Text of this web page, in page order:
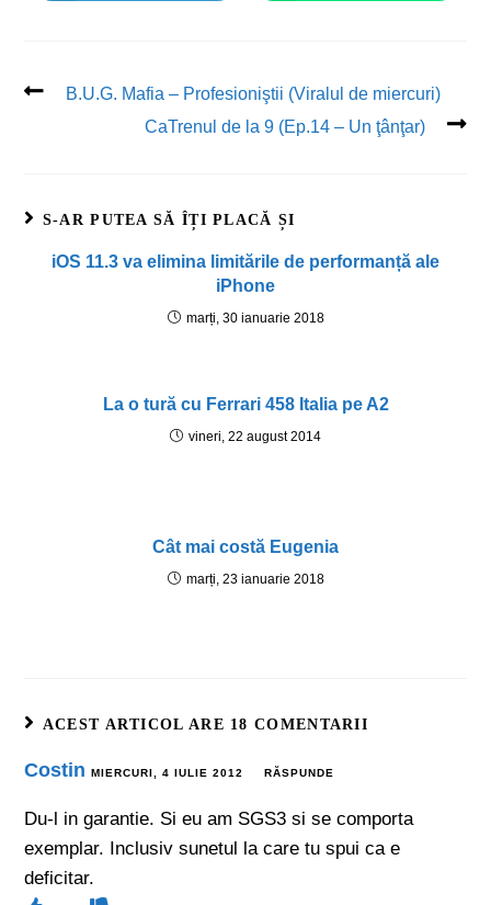
B.U.G. Mafia – Profesioniştii (Viralul de miercuri)
CaTrenul de la 9 (Ep.14 – Un ţânţar)
S-AR PUTEA SĂ ÎȚI PLACĂ ȘI
iOS 11.3 va elimina limitările de performanță ale
iPhone
marți, 30 ianuarie 2018
La o tură cu Ferrari 458 Italia pe A2
vineri, 22 august 2014
Cât mai costă Eugenia
marți, 23 ianuarie 2018
ACEST ARTICOL ARE 18 COMENTARII
Costin MIERCURI, 4 IULIE 2012 RĂSPUNDE
Du-l in garantie. Si eu am SGS3 si se comporta
exemplar. Inclusiv sunetul la care tu spui ca e
deficitar.